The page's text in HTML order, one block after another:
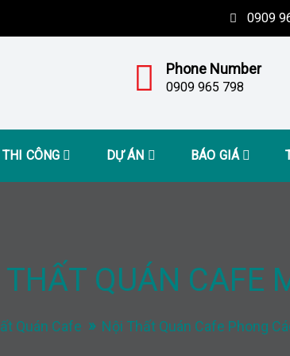
0909
Phone Number
0909 965 798
CÔNG DỰ ÁN BÁO GIÁ
THẤT QUÁN CAFE
Quán Cafe Nội Thất Quán Cafe Phong